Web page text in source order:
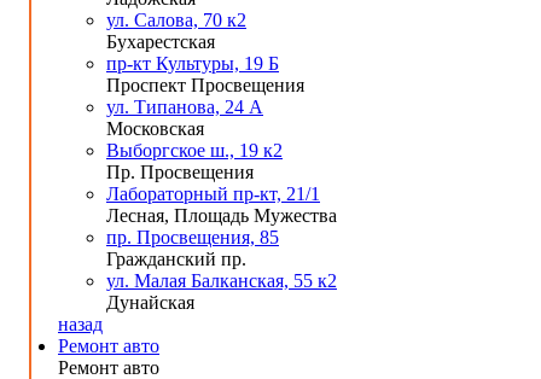
ул. Салова, 70 к2
Бухарестская
пр-кт Культуры, 19 Б
Проспект Просвещения
ул. Типанова, 24 А
Московская
Выборгское ш., 19 к2
Пр. Просвещения
Лабораторный пр-кт, 21/1
Лесная, Площадь Мужества
пр. Просвещения, 85
Гражданский пр.
ул. Малая Балканская, 55 к2
Дунайская
назад
Ремонт авто
Ремонт авто